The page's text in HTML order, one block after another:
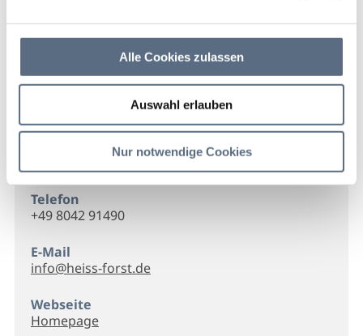
Alle Cookies zulassen
Auswahl erlauben
Nur notwendige Cookies
Kontakt
J. Heiss GmbH
83661 Lenggries
Telefon
+49 8042 91490
E-Mail
info@heiss-forst.de
Webseite
Homepage